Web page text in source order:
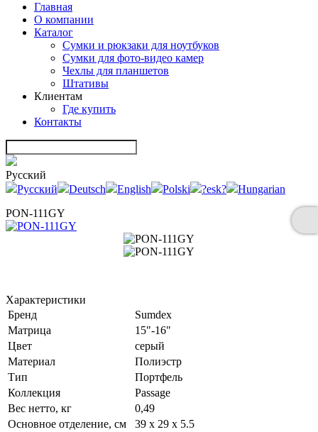
Главная
О компании
Каталог
Сумки и рюкзаки для ноутбуков
Сумки для фото-видео камер
Чехлы для планшетов
Штативы
Клиентам
Где купить
Контакты
Русский
Русский
Deutsch English Polski ?esk?
Hungarian
PON-111GY
Характеристики
Бренд
Sumdex
Матрица
15"-16"
Цвет
серый
Материал
Полиэстр
Тип
Портфель
Коллекция
Passage
Вес нетто, кг
0,49
Основное отделение, см
39 x 29 x 5.5